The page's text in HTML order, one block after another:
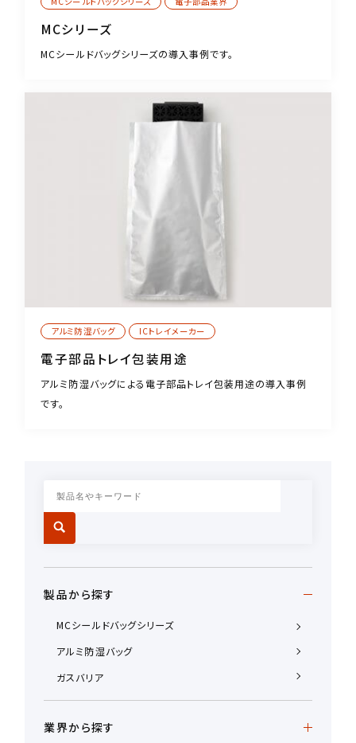
MCシリーズ
MCシールドバッグシリーズの導入事例です。
アルミ防湿バッグ ICトレイメーカー
電子部品トレイ包装用途
アルミ防湿バッグによる電子部品トレイ包装用途の導入事例
です。
製品から探す
MCシールドバッグシリーズ
アルミ防湿バッグ
ガスバリア
業界から探す